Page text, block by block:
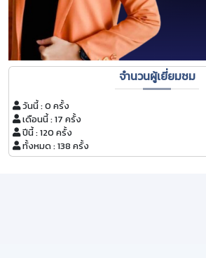
จำนวนผู้เยี่ยมชม
วันนี้ : 0 ครั้ง
เดือนนี้ : 17 ครั้ง
ปีนี้ : 120 ครั้ง
ทั้งหมด : 138 ครั้ง